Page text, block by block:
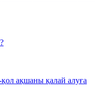
ақшаны қалай алуға